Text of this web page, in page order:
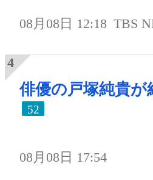
08月08日 12:18 TBS
俳優の戸塚純貴が
52
08月08日 17:54